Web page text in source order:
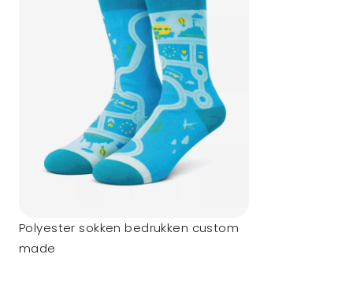
Polyester sokken bedrukken custom
made